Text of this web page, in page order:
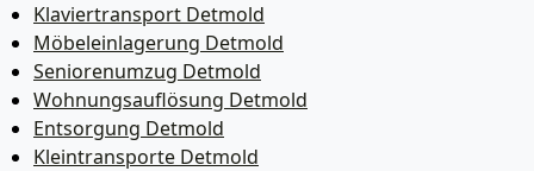
Klaviertransport Detmold
Möbeleinlagerung Detmold
Seniorenumzug Detmold
Wohnungsauflösung Detmold
Entsorgung Detmold
Kleintransporte Detmold